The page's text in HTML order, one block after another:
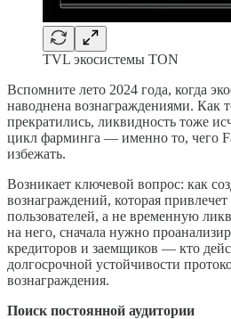
TVL экосистемы TON
Вспомните лето 2024 года, когда
наводнена вознаграждениями. Как
прекратились, ликвидность тоже
цикл фарминга — именно то, чего
избежать.
Возникает ключевой вопрос: как
вознаграждений, которая
пользователей, а не временную
на него, сначала нужно
кредиторов и заемщиков — кто
долгосрочной устойчивости
вознаграждения.
Поиск постоянной аудитории